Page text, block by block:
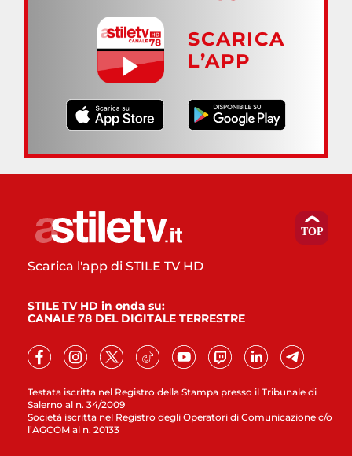
SCARICA
L’APP
Testata iscritta nel Registro della Stampa presso il Tribunale di
Salerno al n. 34/2009
Società iscritta nel Registro degli Operatori di Comunicazione c/o
l’AGCOM al n. 20133
Scarica l'app di STILE TV HD
STILE TV HD in onda su:
CANALE 78 DEL DIGITALE TERRESTRE